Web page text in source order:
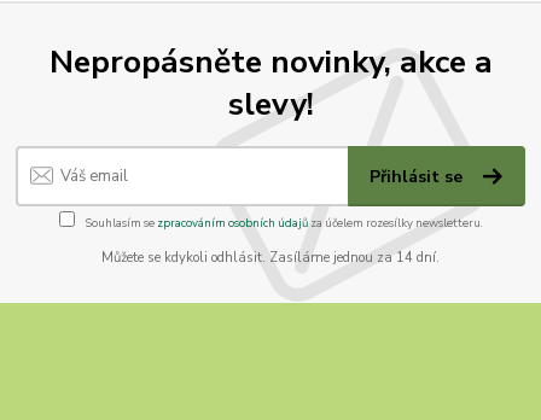
Nepropásněte novinky, akce a
slevy!
Přihlásit se
Souhlasím se zpracováním osobních údajůza účelem rozesílky newsletteru.
Můžete se kdykoli odhlásit. Zasíláme jednou za 14 dní.